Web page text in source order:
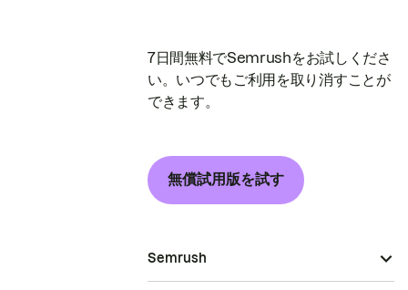
7日間無料でSemrushをお試しくださ
い。いつでもご利用を取り消すことが
できます。
無償試用版を試す
Semrush